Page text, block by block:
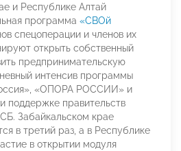
и Республике Алтай
программа «СВОй
спецоперации и членов их
открыть собственный
предпринимательскую
интенсив программы
«ОПОРА РОССИИ» и
поддержке правительств
Забайкальском крае
в третий раз, а в Республике
в открытии модуля